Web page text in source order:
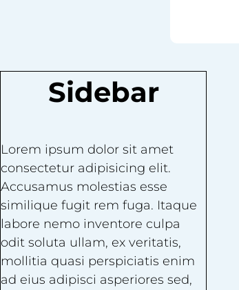
Sidebar
Lorem ipsum dolor sit amet
consectetur adipisicing elit.
Accusamus molestias esse
similique fugit rem fuga. Itaque
labore nemo inventore culpa
odit soluta ullam, ex veritatis,
mollitia quasi perspiciatis enim
ad eius adipisci asperiores sed,